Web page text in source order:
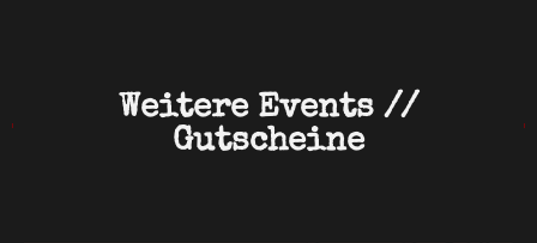
Weitere Events //
Gutscheine